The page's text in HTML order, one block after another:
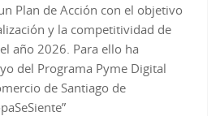
Plan de Acción con el objetivo
y la competitividad de
año 2026. Para ello ha
del Programa Pyme Digital
de Santiago de